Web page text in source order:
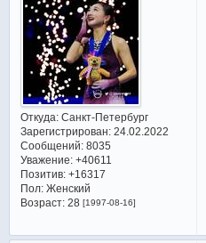
Откуда:Санкт-Петербург
Зарегистрирован: 24.02.2022
Сообщений:8035
Уважение: +40611
Позитив: +16317
Пол:Женский
Возраст:28 [1997-08-16]